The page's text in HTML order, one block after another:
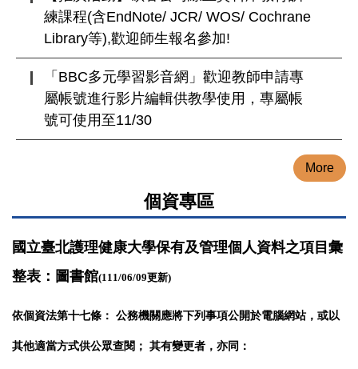
練課程(含EndNote/ JCR/ WOS/ Cochrane
Library等),歡迎師生報名參加!
「BBC多元學習影音網」歡迎教師申請專
屬帳號進行影片編輯供教學使用，專屬帳
號可使用至11/30
More
個資專區
國立臺北護理健康大學保有及管理個人資料之項目彙
整表：圖書館(111/06/09更新)
依個資法第十七條： 公務機關應將下列事項公開於電腦網站，或以
其他適當方式供公眾查閱； 其有變更者，亦同：